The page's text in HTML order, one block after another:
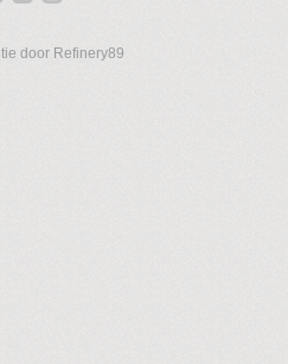
door Refinery89